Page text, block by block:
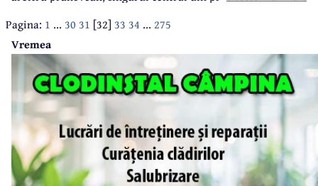
Pagina: 1 ... 3031 [32] 33 34 ... 275
Vremea